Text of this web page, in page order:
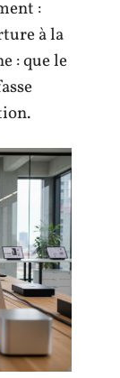
:
à la
: que le